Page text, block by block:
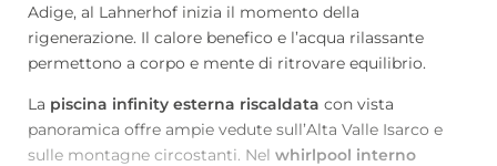
Adige, al Lahnerhof inizia il momento della
rigenerazione. Il calore benefico e l’acqua rilassante
permettono a corpo e mente di ritrovare equilibrio.
La piscina infinity esterna riscaldata con vista
panoramica offre ampie vedute sull’Alta Valle Isarco e
sulle montagne circostanti. Nel whirlpool interno